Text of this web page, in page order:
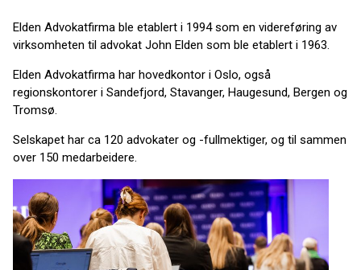
Elden Advokatfirma ble etablert i 1994 som en videreføring av
virksomheten til advokat John Elden som ble etablert i 1963.
Elden Advokatfirma har hovedkontor i Oslo, også
regionskontorer i Sandefjord, Stavanger, Haugesund, Bergen og
Tromsø.
Selskapet har ca 120 advokater og -fullmektiger, og til sammen
over 150 medarbeidere.